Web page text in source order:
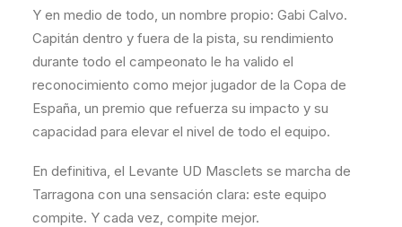
Y en medio de todo, un nombre propio: Gabi Calvo.
Capitán dentro y fuera de la pista, su rendimiento
durante todo el campeonato le ha valido el
reconocimiento como mejor jugador de la Copa de
España, un premio que refuerza su impacto y su
capacidad para elevar el nivel de todo el equipo.
En definitiva, el Levante UD Masclets se marcha de
Tarragona con una sensación clara: este equipo
compite. Y cada vez, compite mejor.